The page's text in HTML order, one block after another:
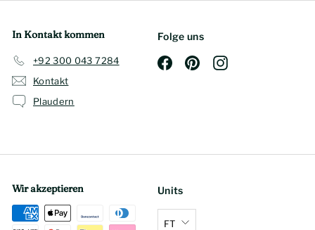
In Kontakt kommen
+92 300 043 7284
Kontakt
Plaudern
Folge uns
FacebookPinterestInstagram
Wir akzeptieren Units
FT